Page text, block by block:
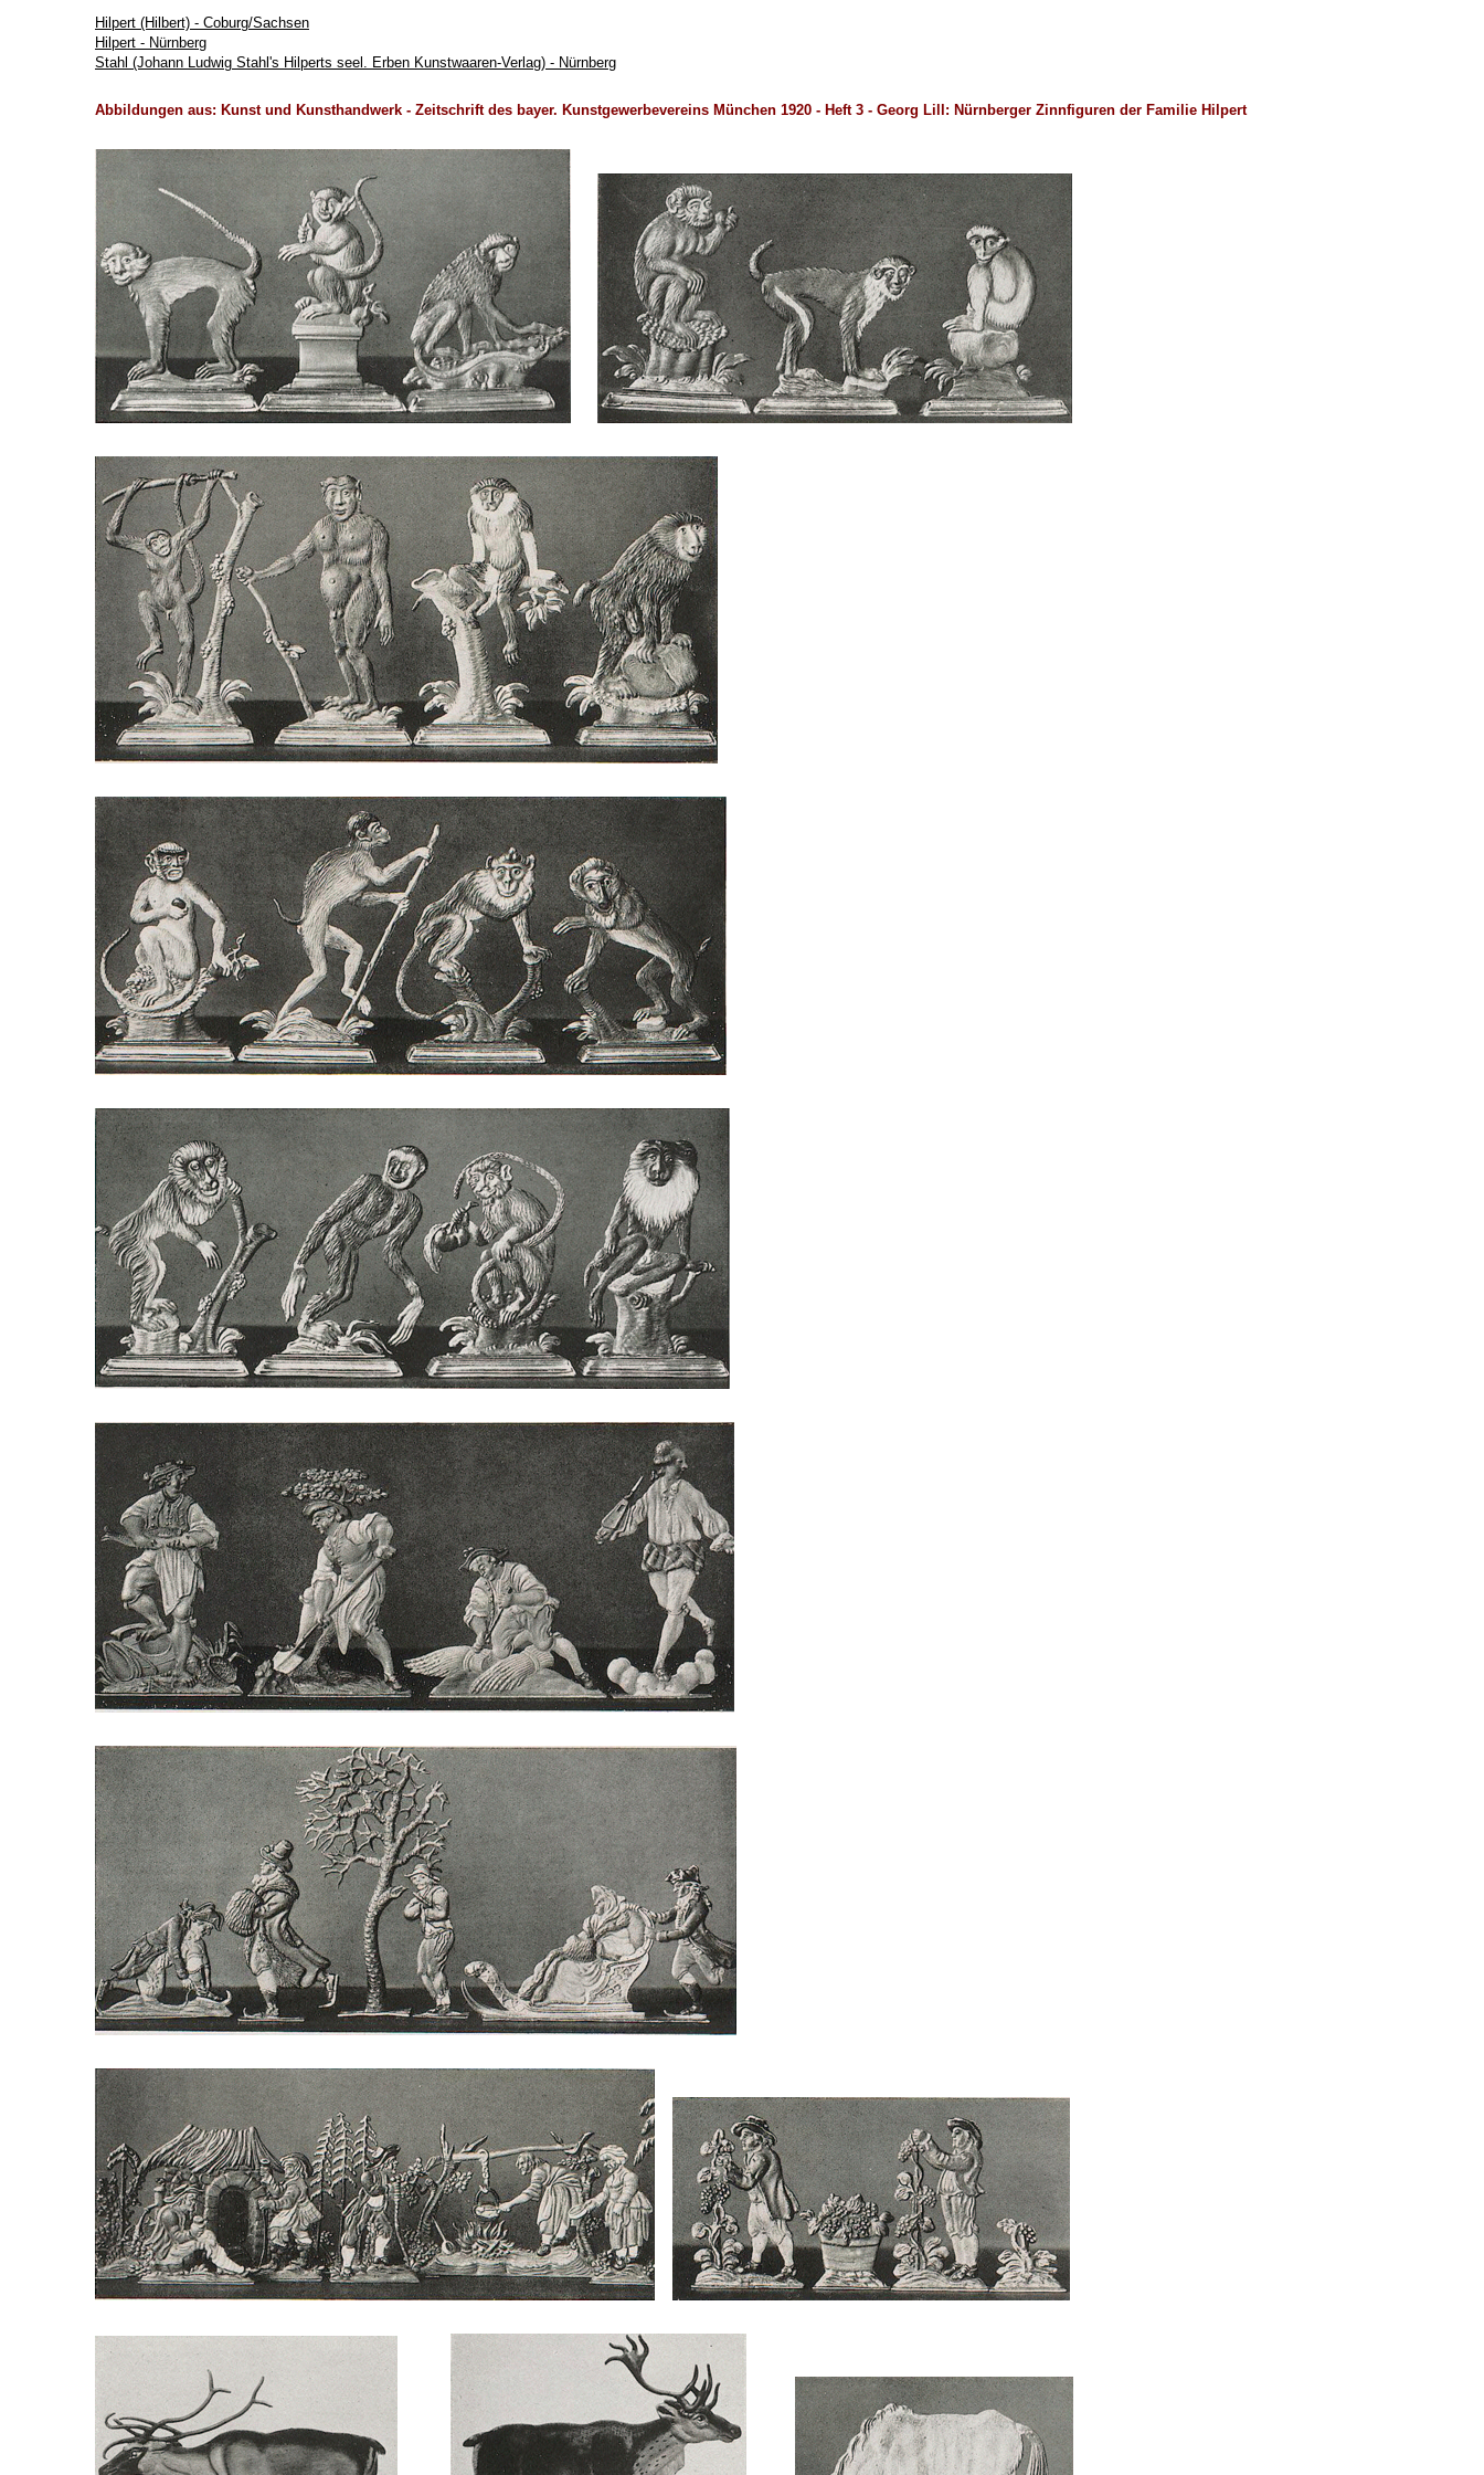
Hilpert (Hilbert) - Coburg/Sachsen
Hilpert - Nürnberg
Stahl (Johann Ludwig Stahl's Hilperts seel. Erben Kunstwaaren-Verlag) - Nürnberg
Abbildungen aus: Kunst und Kunsthandwerk - Zeitschrift des bayer. Kunstgewerbevereins München 1920 - Heft 3 - Georg Lill: Nürnberger Zinnfiguren der Familie Hilpert